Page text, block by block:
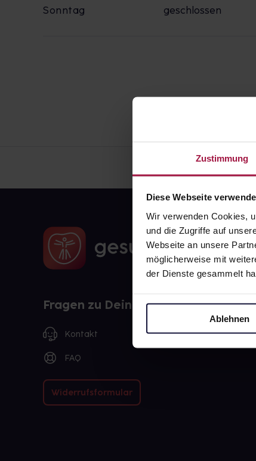
Zustimmung
Diese Webseite
Wir verwenden Cookies,
und die Zugriffe auf
Webseite an unsere
möglicherweise mit
der Dienste gesammelt
Ablehnen
Sonntag
geschlossen
Fragen zu Deiner Bestellung?
Kontakt
FAQ
Widerrufsformular